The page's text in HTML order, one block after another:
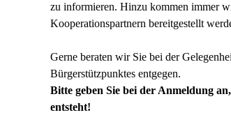
zu informieren. Hinzu kommen immer
Kooperationspartnern bereitgestellt
Gerne beraten wir Sie bei der
Bürgerstützpunktes entgegen.
Bitte geben Sie bei der Anmeldung
entsteht!